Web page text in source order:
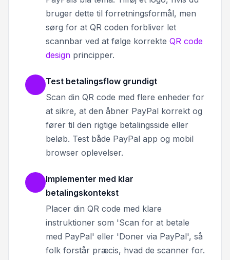
bruger dette til forretningsformål, men
sørg for at QR coden forbliver let
scannbar ved at følge korrekte QR code
design principper.
Test betalingsflow grundigt
Scan din QR code med flere enheder for
at sikre, at den åbner PayPal korrekt og
fører til den rigtige betalingsside eller
beløb. Test både PayPal app og mobil
browser oplevelser.
Implementer med klar
betalingskontekst
Placer din QR code med klare
instruktioner som 'Scan for at betale
med PayPal' eller 'Doner via PayPal', så
folk forstår præcis, hvad de scanner for.